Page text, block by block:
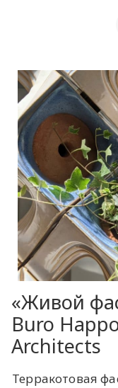
«Живой
Buro
Architects
Терракотовая